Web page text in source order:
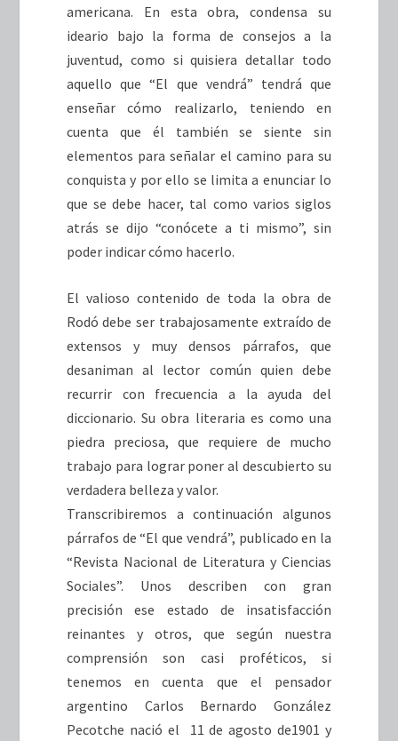
americana. En esta obra, condensa su
ideario bajo la forma de consejos a la
juventud, como si quisiera detallar todo
aquello que “El que vendrá” tendrá que
enseñar cómo realizarlo, teniendo en
cuenta que él también se siente sin
elementos para señalar el camino para su
conquista y por ello se limita a enunciar lo
que se debe hacer, tal como varios siglos
atrás se dijo “conócete a ti mismo”, sin
poder indicar cómo hacerlo.
El valioso contenido de toda la obra de
Rodó debe ser trabajosamente extraído de
extensos y muy densos párrafos, que
desaniman al lector común quien debe
recurrir con frecuencia a la ayuda del
diccionario. Su obra literaria es como una
piedra preciosa, que requiere de mucho
trabajo para lograr poner al descubierto su
verdadera belleza y valor.
Transcribiremos a continuación algunos
párrafos de “El que vendrá”, publicado en la
“Revista Nacional de Literatura y Ciencias
Sociales”. Unos describen con gran
precisión ese estado de insatisfacción
reinantes y otros, que según nuestra
comprensión son casi proféticos, si
tenemos en cuenta que el pensador
argentino Carlos Bernardo González
Pecotche nació el 11 de agosto de1901 y